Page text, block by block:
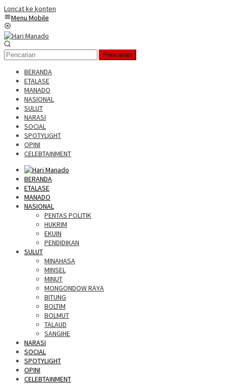
Loncat ke konten
Menu Mobile
Pencarian
BERANDA
ETALASE
MANADO
NASIONAL
SULUT
NARASI
SOCIAL
SPOTYLIGHT
OPINI
CELEBTAINMENT
BERANDA
ETALASE
MANADO
NASIONAL
PENTAS POLITIK
HUKRIM
EKUIN
PENDIDIKAN
SULUT
MINAHASA
MINSEL
MINUT
MONGONDOW RAYA
BITUNG
BOLTIM
BOLMUT
TALAUD
SANGIHE
NARASI
SOCIAL
SPOTYLIGHT
OPINI
CELEBTAINMENT